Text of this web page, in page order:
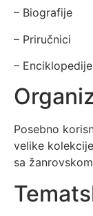
– Biografije
– Priručnici
–
Posebno
velike
sa